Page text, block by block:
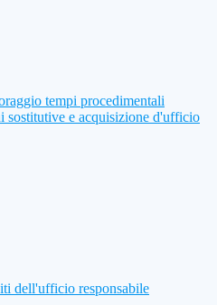
tempi procedimentali
sostitutive e acquisizione d'ufficio
dell'ufficio responsabile